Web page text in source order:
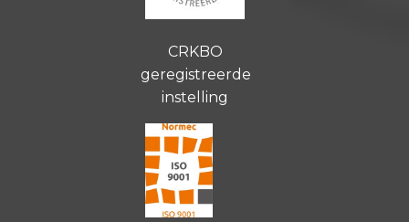
CRKBO
geregistreerde
instelling